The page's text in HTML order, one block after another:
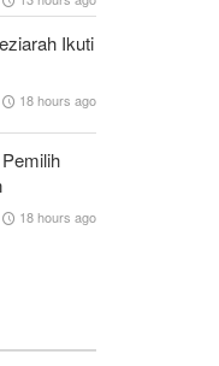
Ikuti
18 hours ago
18 hours ago